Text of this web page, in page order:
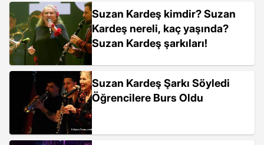
Suzan Kardeş kimdir? Suzan
Kardeş nereli, kaç yaşında?
Suzan Kardeş şarkıları!
Suzan Kardeş Şarkı Söyledi
Öğrencilere Burs Oldu